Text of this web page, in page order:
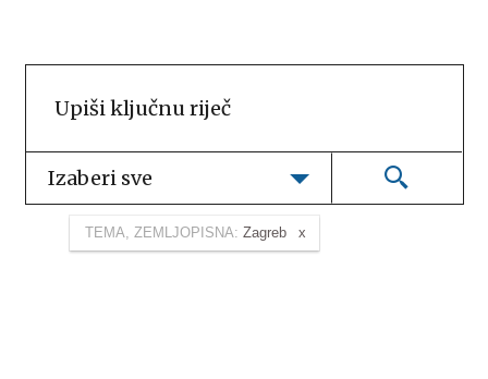
Izaberi sve
TEMA, ZEMLJOPISNA: Zagreb